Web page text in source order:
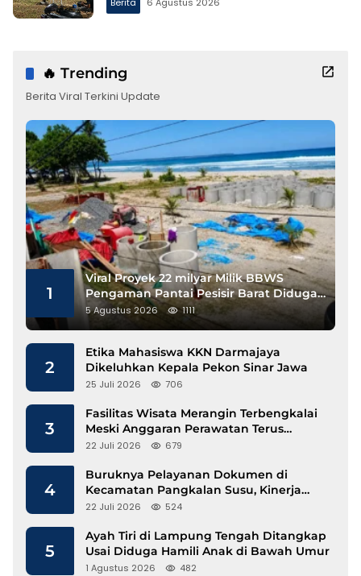
🔥 Trending
Berita Viral Terkini Update
1
Viral Proyek 22 milyar Milik BBWS
Pengaman Pantai Pesisir Barat Diduga
Gunakan Besi Banci
5 Agustus 2026 1111
2
Etika Mahasiswa KKN Darmajaya
Dikeluhkan Kepala Pekon Sinar Jawa
25 Juli 2026 706
3
Fasilitas Wisata Merangin Terbengkalai
Meski Anggaran Perawatan Terus
Mengalir
22 Juli 2026 679
4
Buruknya Pelayanan Dokumen di
Kecamatan Pangkalan Susu, Kinerja
Disdukcapil Langkat Disorot
22 Juli 2026 524
5
Ayah Tiri di Lampung Tengah Ditangkap
Usai Diduga Hamili Anak di Bawah Umur
1 Agustus 2026 482